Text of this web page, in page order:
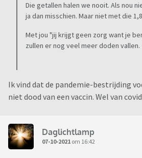
Die getallen halen we nooit. Als nou
ja dan misschien. Maar niet met die
Met jou "jij krijgt geen zorg want je
zullen er nog veel meer doden vallen.
Ik vind dat de pandemie-bestrijding
niet dood van een vaccin. Wel van
Daglichtlamp
07-10-2021 om 16:42